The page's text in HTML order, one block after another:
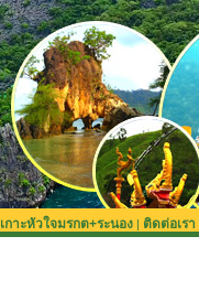
เกาะหัวใจมรกต+ระนอง | ติดต่อเรา